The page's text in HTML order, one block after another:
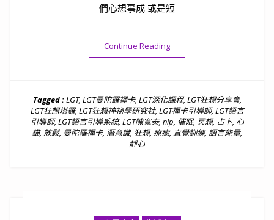
們心想事成 或是短
Continue Reading“[課程]LGT語言引導師深化
Tagged :LGT, LGT曼陀羅禪卡, LGT深化課程, LGT狂想分享會,
LGT狂想塔羅, LGT狂想神祕學研究社, LGT禪卡引導師, LGT語言
引導師, LGT語言引導系統, LGT陳寬泰, nlp 催眠, 冥想, 占卜, 心
錨, 放鬆, 曼陀羅禪卡, 潛意識, 狂想, 療癒, 直覺訓練, 語言能量,
靜心